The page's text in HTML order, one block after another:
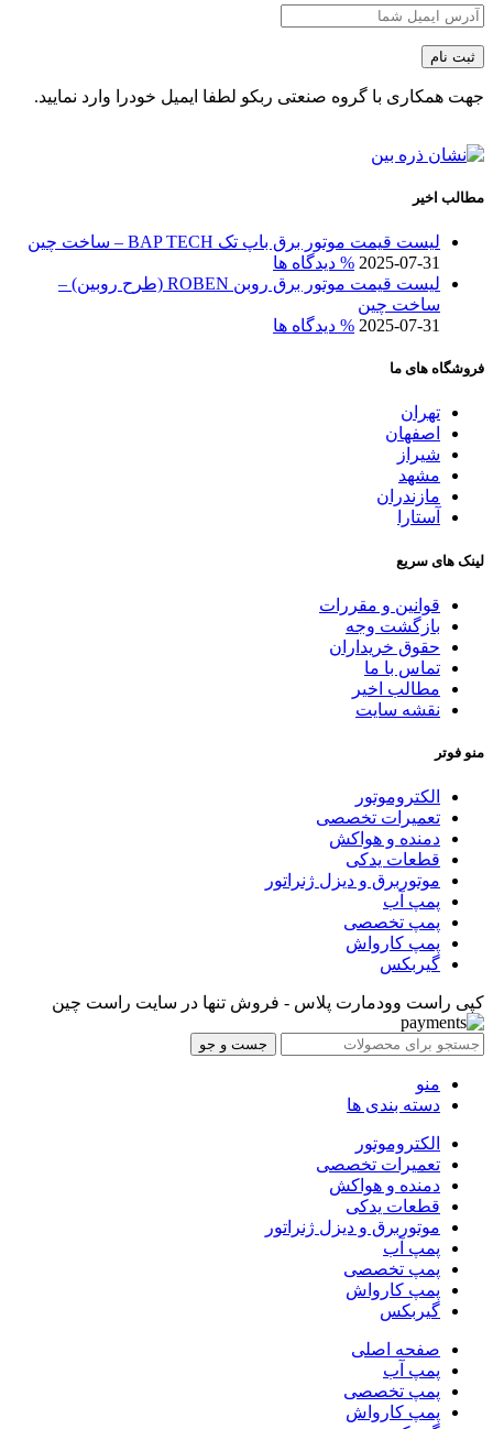
جهت همکاری با گروه صنعتی ربکو لطفا ایمیل خودرا وارد نمایید.
مطالب اخیر
لیست قیمت موتور برق باپ تک BAP TECH – ساخت چین
2025-07-31 % دیدگاه ها
لیست قیمت موتور برق روبن ROBEN (طرح روبین) –
ساخت چین
2025-07-31 % دیدگاه ها
فروشگاه های ما
تهران
اصفهان
شیراز
مشهد
مازندران
آستارا
لینک های سریع
قوانین و مقررات
بازگشت وجه
حقوق خریداران
تماس با ما
مطالب اخیر
نقشه سایت
منو فوتر
الکتروموتور
تعمیرات تخصصی
دمنده و هواکش
قطعات یدکی
موتوربرق و دیزل ژنراتور
پمپ آب
پمپ تخصصی
پمپ کارواش
گیربکس
کپی راست وودمارت پلاس - فروش تنها در سایت راست چین
جست و جو
منو
دسته بندی ها
الکتروموتور
تعمیرات تخصصی
دمنده و هواکش
قطعات یدکی
موتوربرق و دیزل ژنراتور
پمپ آب
پمپ تخصصی
پمپ کارواش
گیربکس
صفحه اصلی
پمپ آب
پمپ تخصصی
پمپ کارواش